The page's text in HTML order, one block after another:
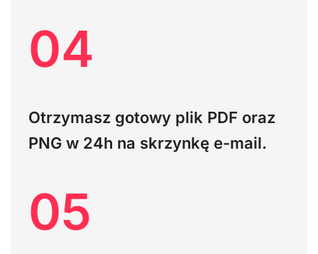
04
Otrzymasz gotowy plik PDF oraz
PNG w 24h na skrzynkę e-mail.
05